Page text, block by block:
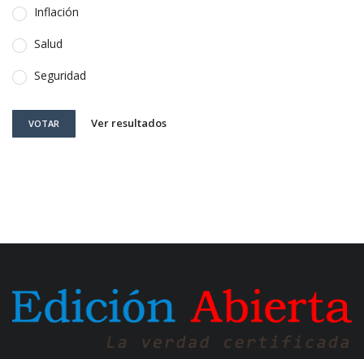
Inflación
Salud
Seguridad
VOTAR Ver resultados